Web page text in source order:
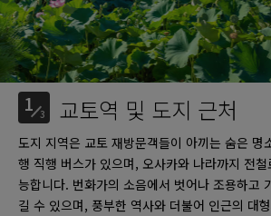
1 3 교토역 및 도지 근처
도지 지역은 교토 재방문객들이 아끼는 숨은 명
행 직행 버스가 있으며, 오사카와 나라까지 전
능합니다. 번화가의 소음에서 벗어나 조용하고
길 수 있으며, 풍부한 역사와 더불어 인근의 대